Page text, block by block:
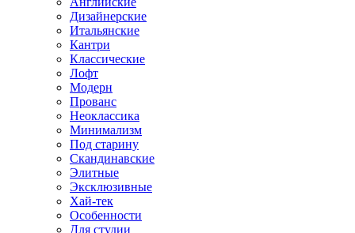
Дизайнерские
Итальянские
Кантри
Классические
Лофт
Модерн
Прованс
Неоклассика
Минимализм
Под старину
Скандинавские
Элитные
Эксклюзивные
Хай-тек
Особенности
Для студии